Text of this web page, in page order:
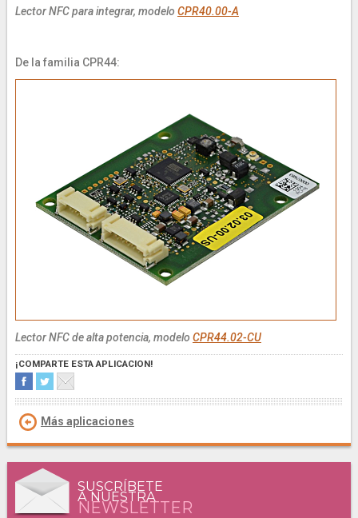
Lector NFC para integrar, modelo CPR40.00-A
De la familia CPR44:
Lector NFC de alta potencia, modelo CPR44.02-CU
¡COMPARTE ESTA APLICACION!
Más aplicaciones
SUSCRÍBETE
A NUESTRA
NEWSLETTER